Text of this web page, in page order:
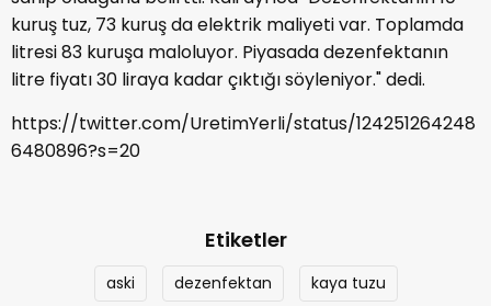
kuruş tuz, 73 kuruş da elektrik maliyeti var. Toplamda
litresi 83 kuruşa maloluyor. Piyasada dezenfektanın
litre fiyatı 30 liraya kadar çıktığı söyleniyor." dedi.
https://twitter.com/UretimYerli/status/124251264248
6480896?s=20
Etiketler
aski dezenfektan kaya tuzu